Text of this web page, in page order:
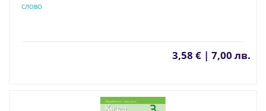
СЛОВО
3,58 € | 7,00 лв.